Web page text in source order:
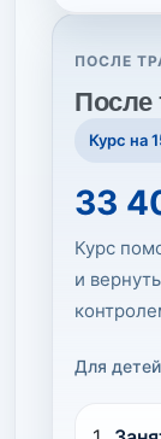
ПОСЛЕ
После
Курс на
33
Курс
и
Для